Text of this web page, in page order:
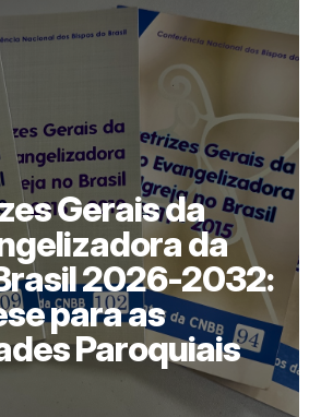
Gerais da
da
2026-2032:
para as
Paroquiais